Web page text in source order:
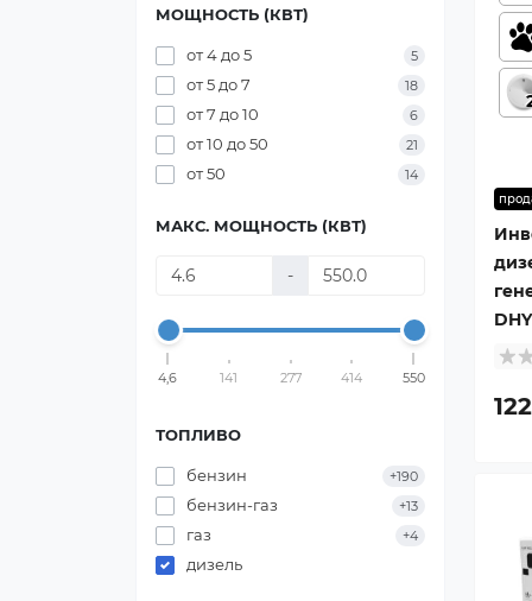
МОЩНОСТЬ (КВТ)
от 4 до 5 5
от 5 до 7 18
от 7 до 10 6
от 10 до 50 21
от 50 14
МАКС. МОЩНОСТЬ (КВТ)
-
4,6 141 277 414 550
ТОПЛИВО
бензин +190
бензин-газ +13
газ +4
дизель